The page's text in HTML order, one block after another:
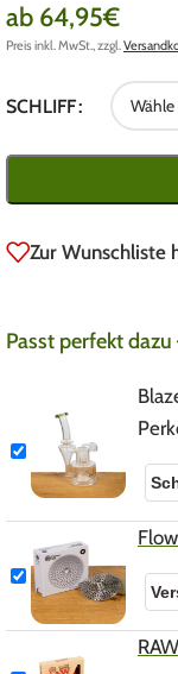
ab 64,95€
Preis inkl. MwSt., zzgl.
SCHLIFF
Zur Wunschliste
Passt perfekt